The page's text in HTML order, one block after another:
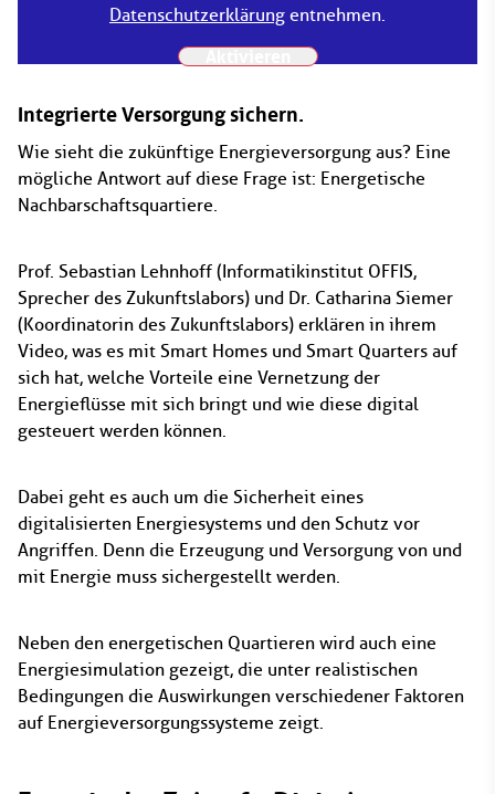
Datenschutzerklärung entnehmen.
Integrierte Versorgung sichern.
Wie sieht die zukünftige Energieversorgung aus? Eine
mögliche Antwort auf diese Frage ist: Energetische
Nachbarschaftsquartiere.
Prof. Sebastian Lehnhoff (Informatikinstitut OFFIS,
Sprecher des Zukunftslabors) und Dr. Catharina Siemer
(Koordinatorin des Zukunftslabors) erklären in ihrem
Video, was es mit Smart Homes und Smart Quarters auf
sich hat, welche Vorteile eine Vernetzung der
Energieflüsse mit sich bringt und wie diese digital
gesteuert werden können.
Dabei geht es auch um die Sicherheit eines
digitalisierten Energiesystems und den Schutz vor
Angriffen. Denn die Erzeugung und Versorgung von und
mit Energie muss sichergestellt werden.
Neben den energetischen Quartieren wird auch eine
Energiesimulation gezeigt, die unter realistischen
Bedingungen die Auswirkungen verschiedener Faktoren
auf Energieversorgungssysteme zeigt.